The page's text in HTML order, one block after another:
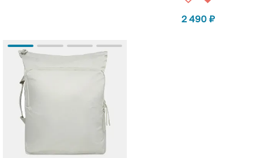
2 490 ₽